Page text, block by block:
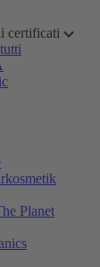
certificati
Planet